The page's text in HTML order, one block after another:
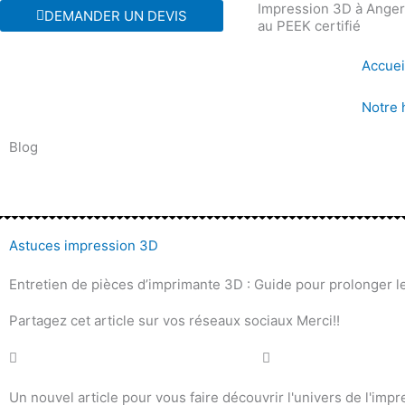
au
DEMANDER UN DEVIS
Impression 3D à
au PEEK certifié
Notre
Blog
Astuces impression 3D
Entretien de pièces d’imprimante 3D : Guide pour prolonger
Partagez cet article sur vos réseaux sociaux Merci!!
Un nouvel article pour vous faire découvrir l'univers de